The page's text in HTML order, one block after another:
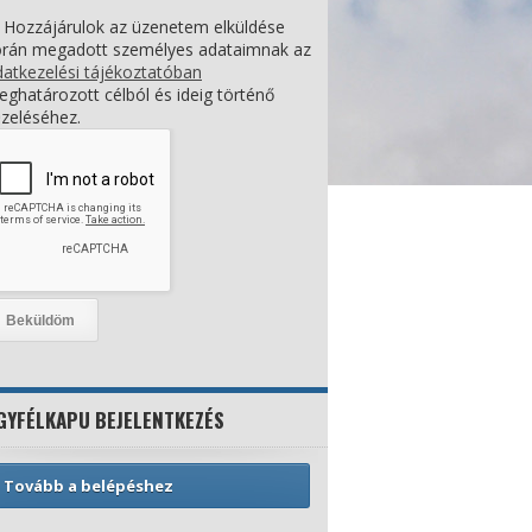
Hozzájárulok az üzenetem elküldése
megadott személyes adataimnak az
tájékoztatóban
célból és ideig történő
BEJELENTKEZÉS
Tovább a belépéshez